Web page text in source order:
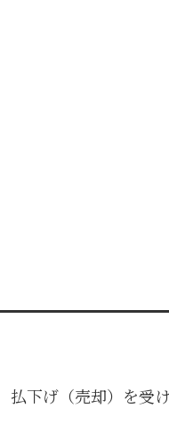
下げ（売却）を受